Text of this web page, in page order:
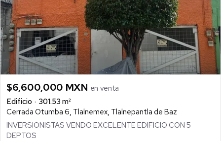
$6,600,000 MXN en venta
Edificio
301.53 m²
Cerrada Otumba 6, Tlalnemex, Tlalnepantla de Baz
INVERSIONISTAS VENDO EXCELENTE EDIFICIO CON 5
DEPTOS